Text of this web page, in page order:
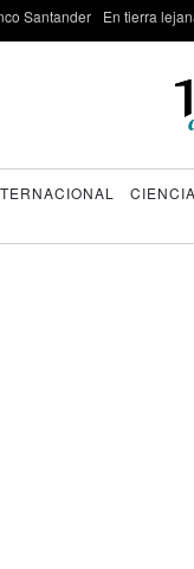
Santander En tierra
CIENCIA